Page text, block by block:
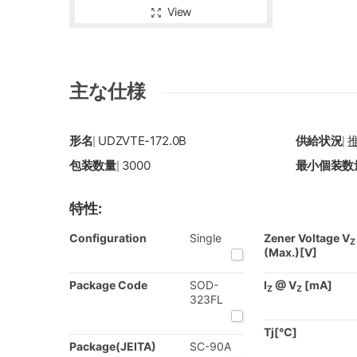
View
主な仕様
形名 UDZVTE-172.0B 供給状況|
包装数量| 3000 最小個装数
特性:
Configuration Single
Package Code
SOD-
323FL
Package(JEITA) SC-90A
Zener Voltage VZ
(Max.)[V]
IZ@ VZ[mA]
Tj[℃]